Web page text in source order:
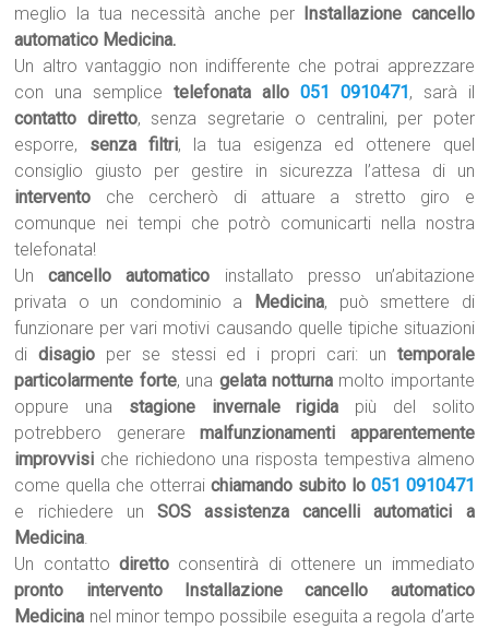
meglio la tua necessità anche per
Installazione cancello
automatico Medicina.
Un altro vantaggio non indifferente che potrai apprezzare
con una semplicetelefonata allo 051 0910471 , sarà il
contatto diretto, senza segretarie o centralini, per poter
esporre, senza filtri, la tua esigenza ed ottenere quel
consiglio giusto per gestire in sicurezza l’attesa di un
intervento che cercherò di attuare a stretto giro e
comunque nei tempi che potrò comunicarti nella nostra
telefonata!
Uncancello automatico installato presso un’abitazione
privata o un condominio a
Medicina, può smettere di
funzionare per vari motivi causando quelle tipiche situazioni
didisagio per se stessi ed i propri cari: un temporale
particolarmente forte, una gelata notturnamolto importante
oppure una stagione invernale rigida più del solito
potrebbero generaremalfunzionamenti apparentemente
improvvisi che richiedono una risposta tempestiva almeno
come quella che otterrai chiamando subito lo 051 0910471
e richiedere un SOS assistenza cancelli automatici a
Medicina.
Un contattodiretto consentirà di ottenere un immediato
pronto intervento Installazione cancello automatico
Medicina nel minor tempo possibile eseguita a regola d’arte